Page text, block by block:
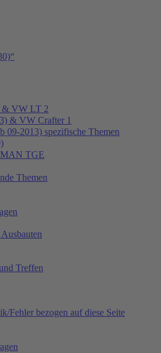
VW LT 2
& VW Crafter 1
2013) spezifische Themen
TGE
Themen
Treffen
bezogen auf diese Seite